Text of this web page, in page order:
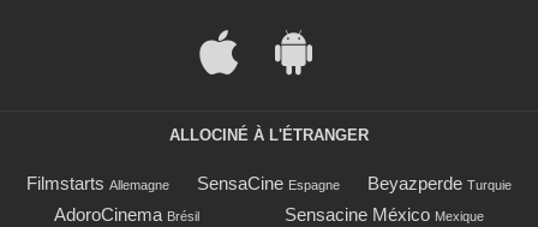
ALLOCINÉ À L'ÉTRANGER
Filmstarts Allemagne SensaCine Espagne Beyazperde Turquie
AdoroCinema Brésil Sensacine México Mexique